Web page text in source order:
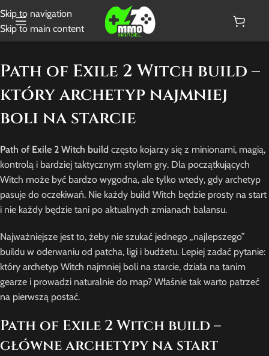
Skip to navigation
Skip to main content
Path of Exile 2 Witch build –
który archetyp najmniej
boli na starcie
Path of Exile 2 Witch build często kojarzy się z minionami, magią,
kontrolą i bardziej taktycznym stylem gry. Dla początkujących
Witch może być bardzo wygodna, ale tylko wtedy, gdy archetyp
pasuje do oczekiwań. Nie każdy build Witch będzie prosty na start
i nie każdy będzie tani po aktualnych zmianach balansu.
Najważniejsze jest to, żeby nie szukać jednego „najlepszego”
buildu w oderwaniu od patcha, ligi i budżetu. Lepiej zadać pytanie:
który archetyp Witch najmniej boli na starcie, działa na tanim
gearze i prowadzi naturalnie do map? Właśnie tak warto patrzeć
na pierwszą postać.
Path of Exile 2 Witch build –
główne archetypy na start